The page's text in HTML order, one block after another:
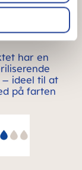
har en
ideel til at
på farten